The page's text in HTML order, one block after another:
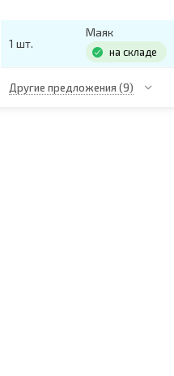
1 шт.
Маяк
на складе
Другие предложения (9)